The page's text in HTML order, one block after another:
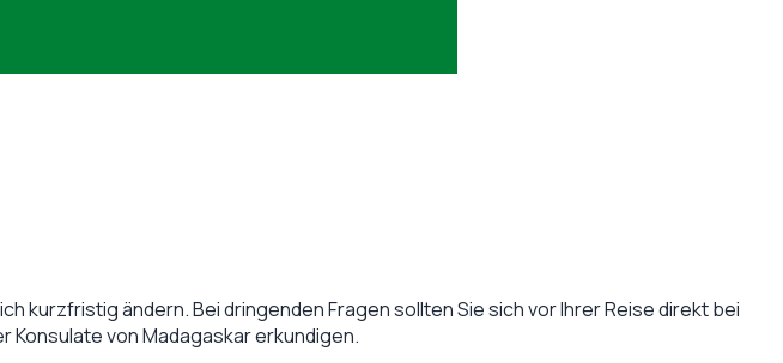
kurzfristig ändern. Bei dringenden Fragen sollten Sie sich vor Ihrer Reise direkt bei
Konsulate vonMadagaskarerkundigen.